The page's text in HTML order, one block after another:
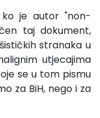
je autor "non-
taj dokument,
stranaka u
utjecajima
se u tom pismu
za BiH, nego i za